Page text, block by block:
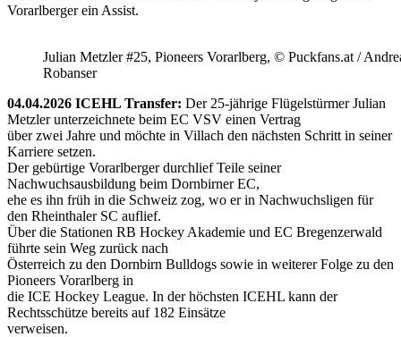
Vorarlberger ein Assist.
Julian Metzler #25, Pioneers Vorarlberg, © Puckfans.at /
Robanser
04.04.2026 ICEHL Transfer: Der 25-jährige Flügelstürmer Julian
Metzler unterzeichnete beim EC VSV einen Vertrag
über zwei Jahre und möchte in Villach den nächsten Schritt in seiner
Karriere setzen.
Der gebürtige Vorarlberger durchlief Teile seiner
Nachwuchsausbildung beim Dornbirner EC,
ehe es ihn früh in die Schweiz zog, wo er in Nachwuchsligen für
den Rheinthaler SC auflief.
Über die Stationen RB Hockey Akademie und EC Bregenzerwald
führte sein Weg zurück nach
Österreich zu den Dornbirn Bulldogs sowie in weiterer Folge zu den
Pioneers Vorarlberg in
die ICE Hockey League. In der höchsten ICEHL kann der
Rechtsschütze bereits auf 182 Einsätze
verweisen.